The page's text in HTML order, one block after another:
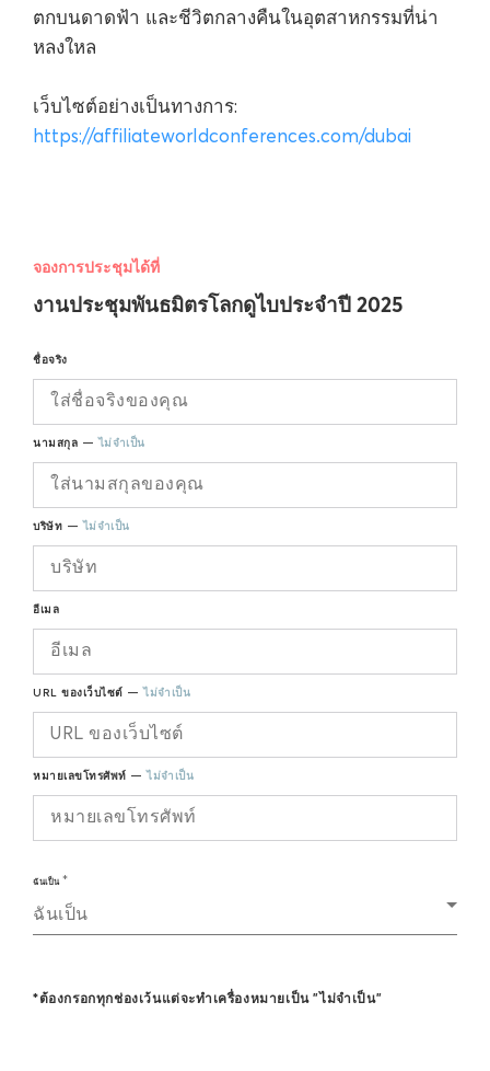
ตกบนดาดฟ้า และชีวิตกลางคืนในอุตสาหกรรมที่น่า
หลงใหล
เว็บไซต์อย่างเป็นทางการ:
https://affiliateworldconferences.com/dubai
จองการประชุมได้ที่
งานประชุมพันธมิตรโลกดูไบประจำปี 2025
ชื่อจริง
นามสกุล —ไม่จำเป็น
บริษัท —ไม่จำเป็น
อีเมล
URL ของเว็บไซต์ —ไม่จำเป็น
หมายเลขโทรศัพท์ —ไม่จำเป็น
ฉันเป็น
ฉันเป็น
*ต้องกรอกทุกช่องเว้นแต่จะทำเครื่องหมายเป็น "ไม่จำเป็น"